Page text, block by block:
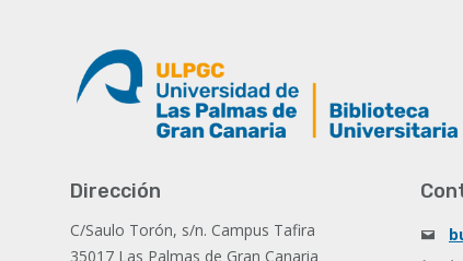
Dirección
C/Saulo Torón, s/n. Campus Tafira
35017 Las Palmas de Gran Canaria